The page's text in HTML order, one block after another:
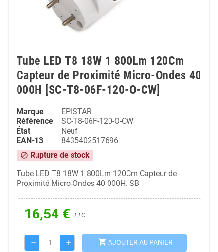
Tube LED T8 18W 1 800Lm 120Cm
Capteur de Proximité Micro-Ondes 40
000H [SC-T8-06F-120-O-CW]
Marque
EPISTAR
Référence
SC-T8-06F-120-O-CW
État
Neuf
EAN-13
8435402517696
block Rupture de stock
Tube LED T8 18W 1 800Lm 120Cm Capteur de
Proximité Micro-Ondes 40 000H. SB
16,54 € TTC
remove add shopping_cart AJOUTER AU PANIER